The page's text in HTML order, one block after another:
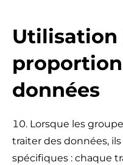
données
Lorsque les
traiter des données,
spécifiques : chaque